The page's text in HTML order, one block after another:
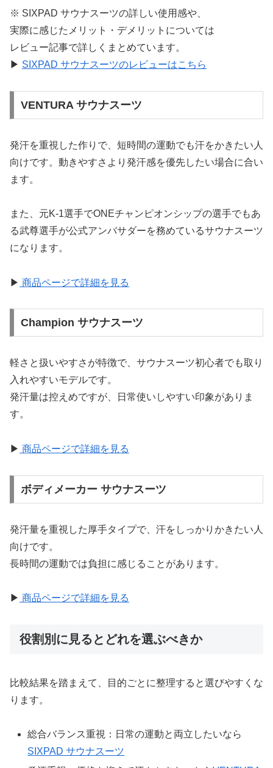
※ SIXPAD サウナスーツの詳しい使用感や、
実際に感じたメリット・デメリットについては
レビュー記事で詳しくまとめています。
▶ SIXPAD サウナスーツのレビューはこちら
VENTURA サウナスーツ
発汗を重視した作りで、短時間の運動でも汗をかきたい人
向けです。動きやすさより発汗感を優先したい場合に合い
ます。
また、元K-1選手でONEチャンピオンシップの選手でもあ
る武尊選手が公式アンバサダーを務めているサウナスーツ
になります。
▶ 商品ページで詳細を見る
Champion サウナスーツ
軽さと扱いやすさが特徴で、サウナスーツ初心者でも取り
入れやすいモデルです。
発汗量は控えめですが、日常使いしやすい印象がありま
す。
▶ 商品ページで詳細を見る
ボディメーカー サウナスーツ
発汗量を重視した厚手タイプで、汗をしっかりかきたい人
向けです。
長時間の運動では負担に感じることがあります。
▶ 商品ページで詳細を見る
役割別に見るとどれを選ぶべきか
比較結果を踏まえて、目的ごとに整理すると選びやすくな
ります。
総合バランス重視：日常の運動と両立したいなら
SIXPAD サウナスーツ